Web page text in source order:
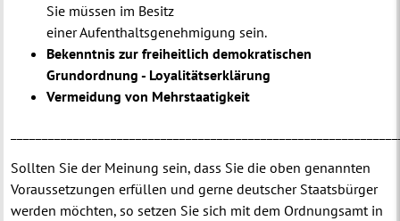
Sie müssen im Besitz
einer Aufenthaltsgenehmigung sein.
Bekenntnis zur freiheitlich demokratischen
Grundordnung - Loyalitätserklärung
Vermeidung von Mehrstaatigkeit
Sollten Sie der Meinung sein, dass Sie die oben genannten
Voraussetzungen erfüllen und gerne deutscher Staatsbürger
werden möchten, so setzen Sie sich mit dem Ordnungsamt in